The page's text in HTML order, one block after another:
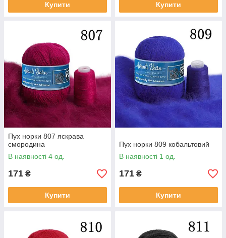
Купити Купити
Пух норки 807 яскрава
смородина
В наявності 4 од.
171 ₴
Купити
Пух норки 809 кобальтовий
В наявності 1 од.
171 ₴
Купити